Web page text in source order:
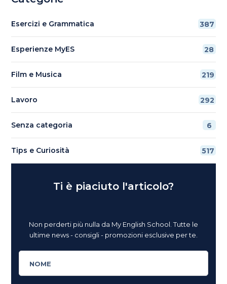
Esercizi e Grammatica 387
Esperienze MyES 28
Film e Musica 219
Lavoro 292
Senza categoria 6
Tips e Curiosità 517
Ti è piaciuto l'articolo?
Non perderti più nulla da My English School. Tutte le
ultime news - consigli - promozioni esclusive per te.